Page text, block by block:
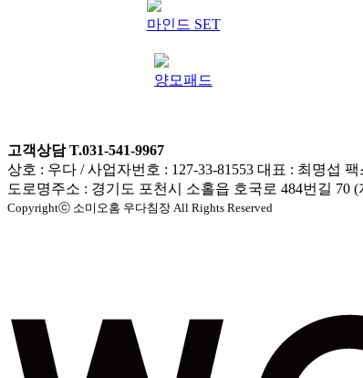
마인드 SET
양모패드
고객상담 T.031-541-9967
상호 : 우다 / 사업자번호 : 127-33-81553 대표 : 최명섭 팩
도로명주소 : 경기도 포천시 소홀읍 호국로 484번길 70
Copyrightⓒ 소미오홈 우다침장 All Rights Reserved